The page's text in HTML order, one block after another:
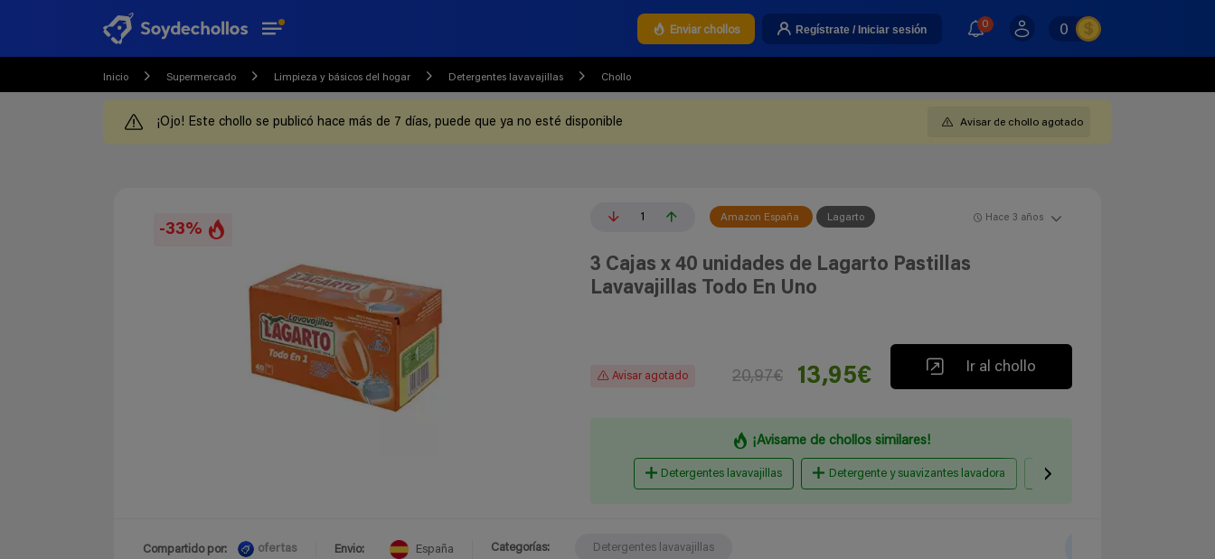
Enviar chollos Regístrate / Iniciar sesión 0 0
Inicio Supermercado Limpieza y básicos del hogar Detergentes lavavajillas Chollo
¡Ojo! Este chollo se publicó hace más de 7 días, puede que ya no esté disponible Avisar de chollo agotado
-33%
1 Amazon España Lagarto Hace 3 años
3 Cajas x 40 unidades de Lagarto Pastillas
Lavavajillas Todo En Uno
Avisar agotado 20,97€ 13,95€ Ir al chollo
¡Avisame de chollos similares!
Detergentes lavavajillas Detergente y suavizantes lavadora
Compartido por: ofertas Envio: España Categorías: Detergentes lavavajillas